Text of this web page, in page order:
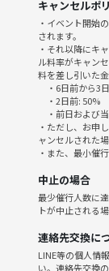
○日程: 2026年4月17
○時間: 19時〜21時
18時20分から受
大阪駅から1駅隣
○参加費: 2000円
ーーーーーーーー
⚠️注意事項⚠️
下記の行為はご遠
勧誘・営業・しつ
キャンセルポ
・イベント開始
されます。
・それ以降にキ
ル料率がキャン
料を差し引いた
・6日前から3
・2日前: 50%
・前日および
・ただし、お申
ャンセルされた
・また、最小催
中止の場合
最少催行人数に
トが中止される
連絡先交換に
LINE等の個人情
い。連絡先交換